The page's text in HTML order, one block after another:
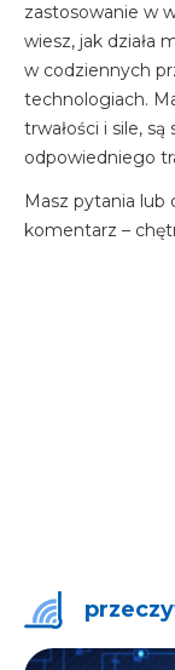
zastosowanie w
wiesz, jak działa
w codziennych
technologiach.
trwałości i sile,
odpowiedniego
Masz pytania lub
komentarz –